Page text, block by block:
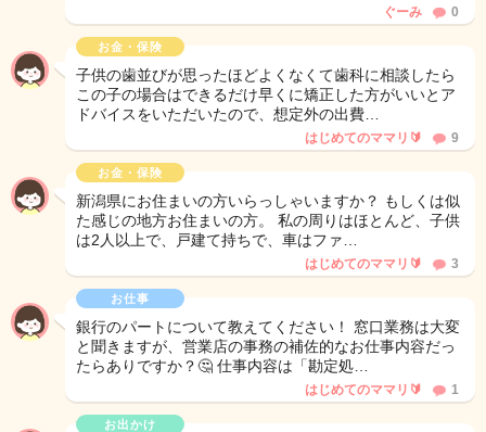
ぐーみ 0
お金・保険
子供の歯並びが思ったほどよくなくて歯科に相談したら
この子の場合はできるだけ早くに矯正した方がいいとア
ドバイスをいただいたので、想定外の出費…
はじめてのママリ🔰 9
お金・保険
新潟県にお住まいの方いらっしゃいますか？ もしくは似
た感じの地方お住まいの方。 私の周りはほとんど、子供
は2人以上で、戸建て持ちで、車はファ…
はじめてのママリ🔰 3
お仕事
銀行のパートについて教えてください！ 窓口業務は大変
と聞きますが、営業店の事務の補佐的なお仕事内容だっ
たらありですか？🤔 仕事内容は「勘定処…
はじめてのママリ🔰 1
お出かけ